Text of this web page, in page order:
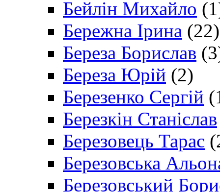
Бейлін Михайло
Бережна Ірина (22)
Береза Борислав
Береза Юрій (2)
Березенко Сергій
Березкін Станіслав
Березовець Тарас
Березовська
Березовський